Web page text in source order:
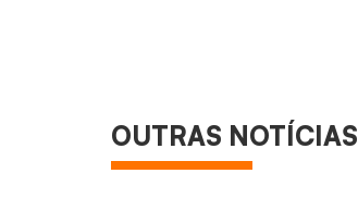
OUTRAS NOTÍCIAS